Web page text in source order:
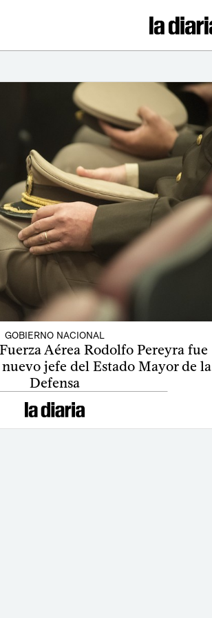
GOBIERNO NACIONAL
Aérea Rodolfo Pereyra fue
jefe del Estado Mayor de la
Defensa